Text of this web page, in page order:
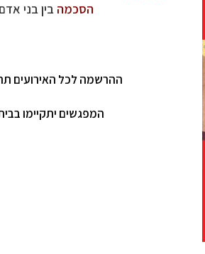
הסכמה בין בני
ההרשמה לכל האירועים
המפגשים יתקיימו בבית מיכל ,